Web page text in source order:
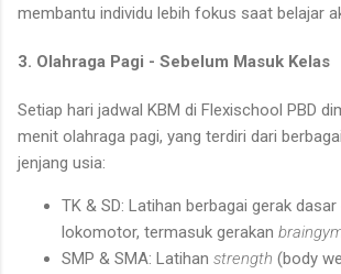
membantu individu lebih fokus saat belajar
3. Olahraga Pagi - Sebelum Masuk Kelas
Setiap hari jadwal KBM di Flexischool PBD
menit olahraga pagi, yang terdiri dari
jenjang usia:
TK & SD: Latihan berbagai gerak
lokomotor, termasuk gerakan
SMP & SMA: Latihan strength (body